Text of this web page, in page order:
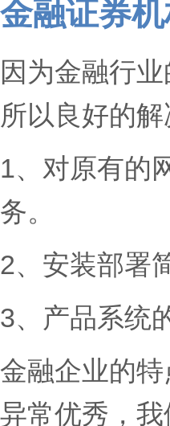
金融证券
因为金融行
所以良好的
1、对原有的
务。
2、安装部署
3、产品系统
金融企业的
异常优秀，